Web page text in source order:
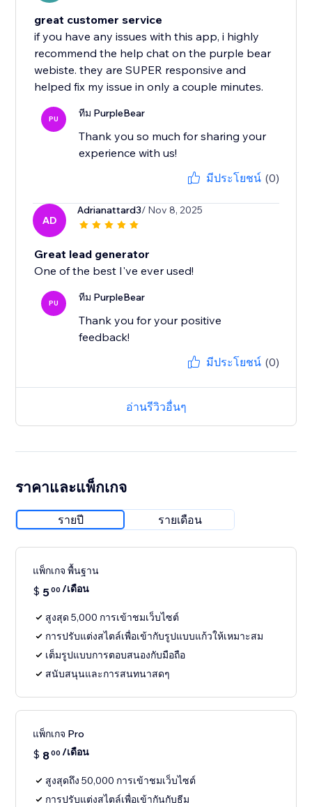
great customer service
if you have any issues with this app, i highly
recommend the help chat on the purple bear
webiste. they are SUPER responsive and
helped fix my issue in only a couple minutes.
PU ทีม PurpleBear
Thank you so much for sharing your
experience with us!
มีประโยชน์ (0)
AD
Adrianattard3/ Nov 8, 2025
Great lead generator
One of the best I've ever used!
PU ทีม PurpleBear
Thank you for your positive
feedback!
มีประโยชน์ (0)
อ่านรีวิวอื่นๆ
ราคาและแพ็กเกจ
รายปี รายเดือน
แพ็กเกจ พื้นฐาน
$ 500 /เดือน
สูงสุด 5,000 การเข้าชมเว็บไซต์
การปรับแต่งสไตล์เพื่อเข้ากับรูปแบบแก้วให้เหมาะสม
เต็มรูปแบบการตอบสนองกับมือถือ
สนับสนุนและการสนทนาสดๆ
แพ็กเกจ Pro
$ 800 /เดือน
สูงสุดถึง 50,000 การเข้าชมเว็บไซต์
การปรับแต่งสไตล์เพื่อเข้ากันกับธีม